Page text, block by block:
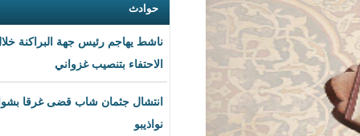
حوادث
ناشط يهاجم رئيس جهة البراكنة خلال
الاحتفاء بتنصيب غزواني
انتشال جثمان شاب قضى غرقا بشواطئ
نواذيبو